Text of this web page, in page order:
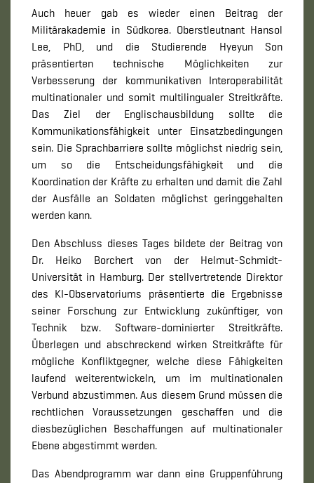
Auch heuer gab es wieder einen Beitrag der
Militärakademie in Südkorea. Oberstleutnant Hansol
Lee, PhD, und die Studierende Hyeyun Son
präsentierten technische Möglichkeiten zur
Verbesserung der kommunikativen Interoperabilität
multinationaler und somit multilingualer Streitkräfte.
Das Ziel der Englischausbildung sollte die
Kommunikationsfähigkeit unter Einsatzbedingungen
sein. Die Sprachbarriere sollte möglichst niedrig sein,
um so die Entscheidungsfähigkeit und die
Koordination der Kräfte zu erhalten und damit die Zahl
der Ausfälle an Soldaten möglichst geringgehalten
werden kann.
Den Abschluss dieses Tages bildete der Beitrag von
Dr. Heiko Borchert von der Helmut-Schmidt-
Universität in Hamburg. Der stellvertretende Direktor
des KI-Observatoriums präsentierte die Ergebnisse
seiner Forschung zur Entwicklung zukünftiger, von
Technik bzw. Software-dominierter Streitkräfte.
Überlegen und abschreckend wirken Streitkräfte für
mögliche Konfliktgegner, welche diese Fähigkeiten
laufend weiterentwickeln, um im multinationalen
Verbund abzustimmen. Aus diesem Grund müssen die
rechtlichen Voraussetzungen geschaffen und die
diesbezüglichen Beschaffungen auf multinationaler
Ebene abgestimmt werden.
Das Abendprogramm war dann eine Gruppenführung